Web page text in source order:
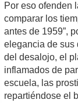
Por eso ofenden
comparar los
antes de 1959”,
elegancia de sus
del desalojo, el
inflamados de
escuela, las
repartiéndose el